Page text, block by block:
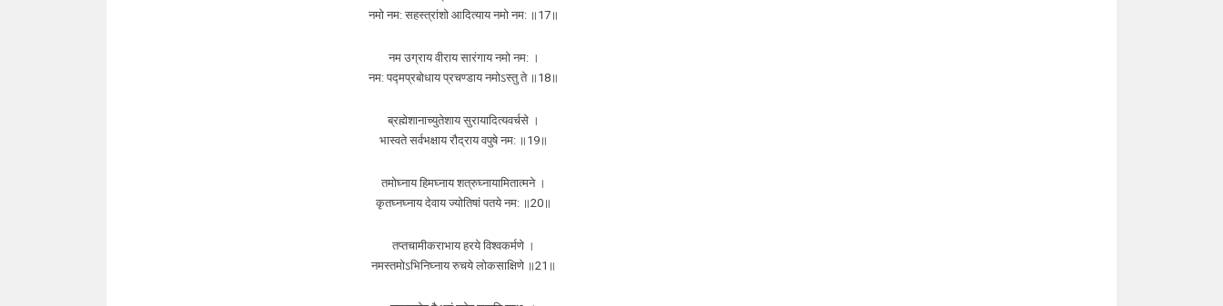
नमो नम: सहस्त्रांशो आदित्याय नमो नम: ॥17॥
नम उग्राय वीराय सारंगाय नमो नम: ।
नम: पद्मप्रबोधाय प्रचण्डाय नमोऽस्तु ते ॥18॥
ब्रह्मेशानाच्युतेशाय सुरायादित्यवर्चसे ।
भास्वते सर्वभक्षाय रौद्राय वपुषे नम: ॥19॥
तमोघ्नाय हिमघ्नाय शत्रुघ्नायामितात्मने ।
कृतघ्नघ्नाय देवाय ज्योतिषां पतये नम: ॥20॥
तप्तचामीकराभाय हरये विश्वकर्मणे ।
नमस्तमोऽभिनिघ्नाय रुचये लोकसाक्षिणे ॥21॥